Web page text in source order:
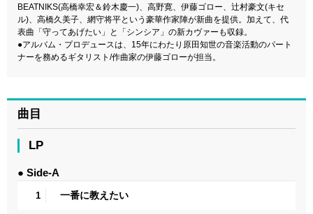
BEATNIKS(高橋幸宏＆鈴木慶一)、高野寛、伊藤ゴロー、辻村豪文(キセ
ル)、高橋久美子、網守将平という豪華作家陣が新曲を提供。加えて、代
表曲「守ってあげたい」と「シンシア」の新カヴァーも収録。
●アルバム・プロデュースは、15年にわたり原田知世の音楽活動のパート
ナーを務めるギタリスト/作曲家の伊藤ゴローが担当。
曲目
LP
● Side-A
1 一番に教えたい